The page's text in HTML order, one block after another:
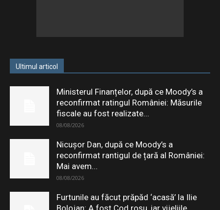
Ultimul articol
Ministerul Finanțelor, după ce Moody’s a
reconfirmat ratingul României: Măsurile
fiscale au fost realizate...
08/08/2026
Nicușor Dan, după ce Moody’s a
reconfirmat rantigul de țară al României:
Mai avem...
08/08/2026
Furtunile au făcut prăpăd ‘acasă’ la Ilie
Bolojan: A fost Cod roșu, iar vijeliile...